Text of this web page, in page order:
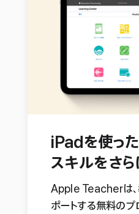
iPadを使った
スキルをさ
Apple Teacherは
ポートする無料のプ